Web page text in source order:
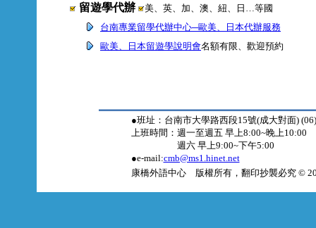
留遊學代辦
美、英、加、澳、紐、日…等國
台南專業留學代辦中心─歐美、日本代辦服務
歐美、日本留遊學說明會名額有限、歡迎預約
●班址：台南市大學路西段15號(成大對面)
上班時間：週一至週五 早上8:00~晚上10:00
週六 早上9:00~下午5:00
●e-mail:cmb@ms1.hinet.net
康橋外語中心 版權所有，翻印抄襲必究 ©